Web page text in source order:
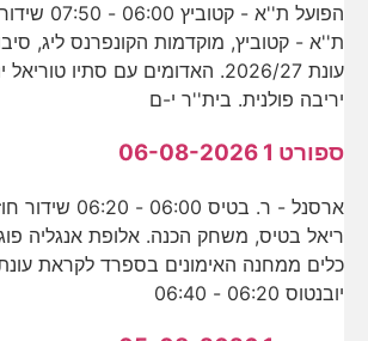
הפועל ת''א
עונת 2026/27. האדומים עם סתיו
יריבה פולנית. בית''ר י-ם
ספורט 1 06-08-2026
ארסנל - ר. בטיס
ריאל בטיס, משחק הכנה. אלופת אנגליה
יובנטוס 06:20 - 06:40